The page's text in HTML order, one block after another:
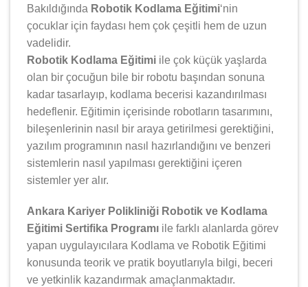
Bakıldığında Robotik Kodlama Eğitimi‘nin
çocuklar için faydası hem çok çeşitli hem de uzun
vadelidir.
Robotik Kodlama Eğitimi ile çok küçük yaşlarda
olan bir çocuğun bile bir robotu başından sonuna
kadar tasarlayıp, kodlama becerisi kazandırılması
hedeflenir. Eğitimin içerisinde robotların tasarımını,
bileşenlerinin nasıl bir araya getirilmesi gerektiğini,
yazılım programının nasıl hazırlandığını ve benzeri
sistemlerin nasıl yapılması gerektiğini içeren
sistemler yer alır.
Ankara Kariyer Polikliniği Robotik ve Kodlama
Eğitimi Sertifika Programı ile farklı alanlarda görev
yapan uygulayıcılara Kodlama ve Robotik Eğitimi
konusunda teorik ve pratik boyutlarıyla bilgi, beceri
ve yetkinlik kazandırmak amaçlanmaktadır.